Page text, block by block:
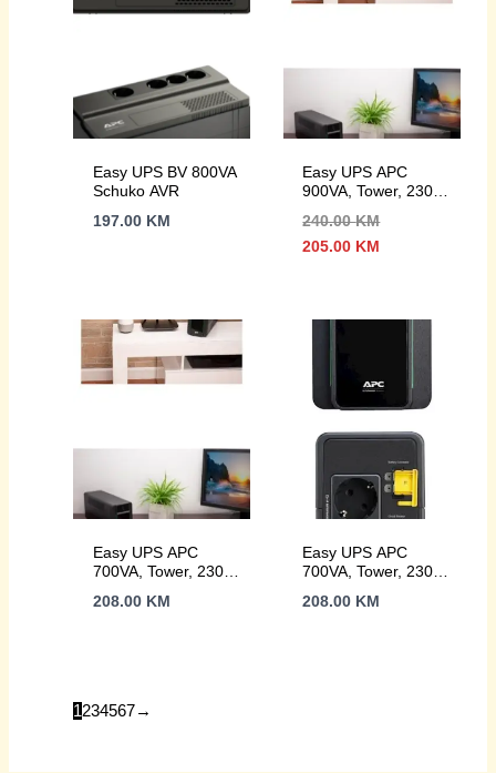
Easy UPS BV 800VA
Schuko AVR
197.00 KM
Easy UPS APC
900VA, Tower, 230V,
240.00KM
Izvorna
205.00 KM
Easy UPS APC
700VA, Tower, 230V,
208.00 KM
Easy UPS APC
700VA, Tower, 230V,
208.00 KM
1234567→